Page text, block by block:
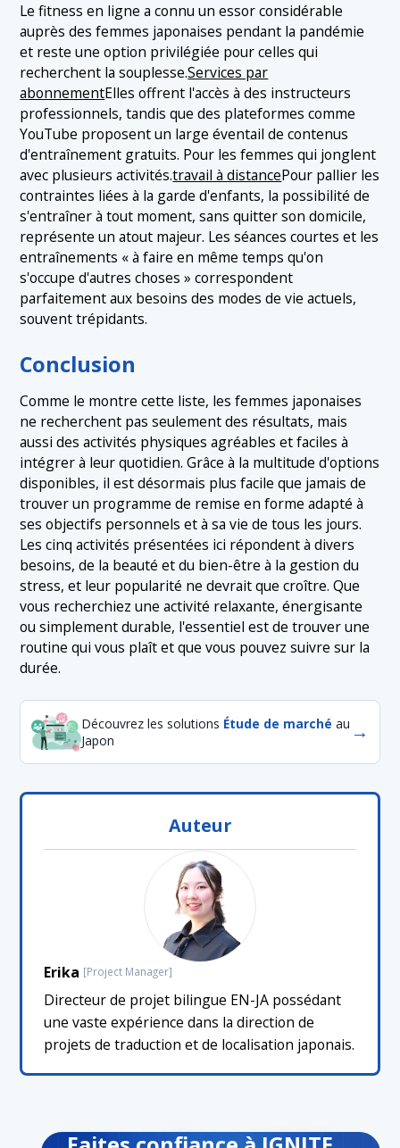
Le fitness en ligne a connu un essor considérable
auprès des femmes japonaises pendant la pandémie
et reste une option privilégiée pour celles qui
recherchent la souplesse.Services par
abonnementElles offrent l'accès à des instructeurs
professionnels, tandis que des plateformes comme
YouTube proposent un large éventail de contenus
d'entraînement gratuits. Pour les femmes qui jonglent
avec plusieurs activités.travail à distancePour pallier les
contraintes liées à la garde d'enfants, la possibilité de
s'entraîner à tout moment, sans quitter son domicile,
représente un atout majeur. Les séances courtes et les
entraînements « à faire en même temps qu'on
s'occupe d'autres choses » correspondent
parfaitement aux besoins des modes de vie actuels,
souvent trépidants.
Conclusion
Comme le montre cette liste, les femmes japonaises
ne recherchent pas seulement des résultats, mais
aussi des activités physiques agréables et faciles à
intégrer à leur quotidien. Grâce à la multitude d'options
disponibles, il est désormais plus facile que jamais de
trouver un programme de remise en forme adapté à
ses objectifs personnels et à sa vie de tous les jours.
Les cinq activités présentées ici répondent à divers
besoins, de la beauté et du bien-être à la gestion du
stress, et leur popularité ne devrait que croître. Que
vous recherchiez une activité relaxante, énergisante
ou simplement durable, l'essentiel est de trouver une
routine qui vous plaît et que vous pouvez suivre sur la
durée.
Découvrez les solutions Étude de marché au
Japon
→
Auteur
Erika [Project Manager]
Directeur de projet bilingue EN-JA possédant
une vaste expérience dans la direction de
projets de traduction et de localisation japonais.